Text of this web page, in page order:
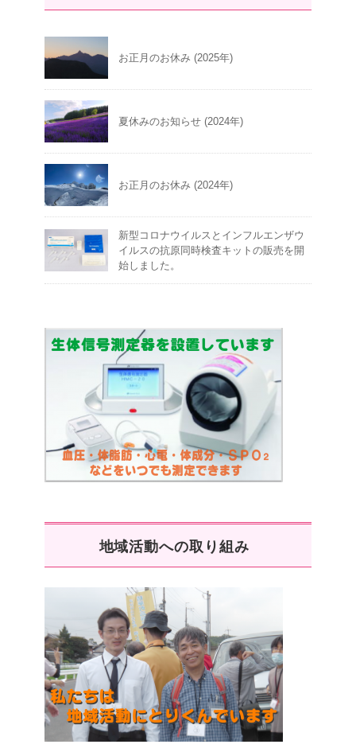
お正月のお休み (2025年)
夏休みのお知らせ (2024年)
お正月のお休み (2024年)
新型コロナウイルスとインフルエンザウ
イルスの抗原同時検査キットの販売を開
始しました。
地域活動への取り組み